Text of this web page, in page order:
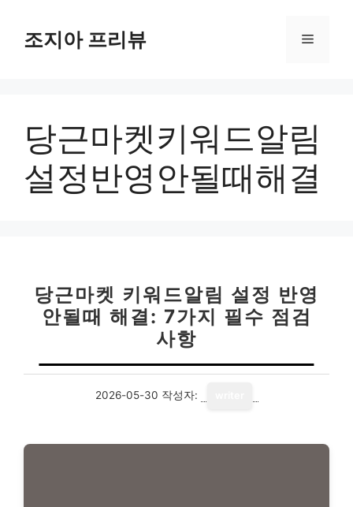
조지아 프리뷰 메
당근마켓키워드알림
설정반영안될때해결
당근마켓 키워드알림 설정 반영
안될때 해결: 7가지 필수 점검
사항
2026-05-30 작성자: